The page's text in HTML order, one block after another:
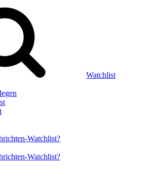
Watchlist
Watchlist?
Watchlist?